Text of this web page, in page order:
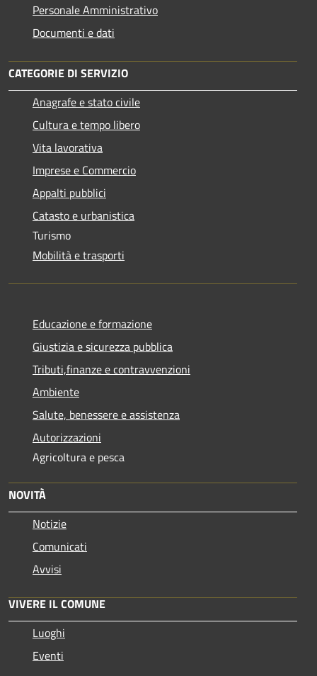
Personale Amministrativo
Documenti e dati
CATEGORIE DI SERVIZIO
Anagrafe e stato civile
Cultura e tempo libero
Vita lavorativa
Imprese e Commercio
Appalti pubblici
Catasto e urbanistica
Turismo
Mobilità e trasporti
Educazione e formazione
Giustizia e sicurezza pubblica
Tributi,finanze e contravvenzioni
Ambiente
Salute, benessere e assistenza
Autorizzazioni
Agricoltura e pesca
NOVITÀ
Notizie
Comunicati
Avvisi
VIVERE IL COMUNE
Luoghi
Eventi